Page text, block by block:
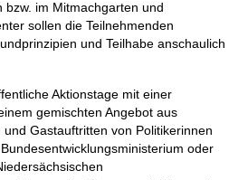
bzw. im Mitmachgarten und
sollen die Teilnehmenden
und Teilhabe anschaulich
Aktionstage mit einer
gemischten Angebot aus
Gastauftritten von Politikerinnen
oder